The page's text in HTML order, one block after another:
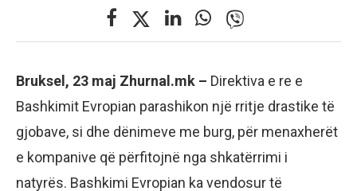
Bruksel, 23 maj Zhurnal.mk – Direktiva e re e
Bashkimit Evropian parashikon një rritje drastike të
gjobave, si dhe dënimeve me burg, për menaxherët
e kompanive që përfitojnë nga shkatërrimi i
natyrës. Bashkimi Evropian ka vendosur të